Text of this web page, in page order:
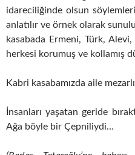
idareciliğinde olsun
anlatılır ve örnek olarak
kasabada Ermeni, Türk,
herkesi korumuş ve kollamış
Kabri kasabamızda aile
İnsanları yaşatan geride
Ağa böyle bir Çepniliydi…